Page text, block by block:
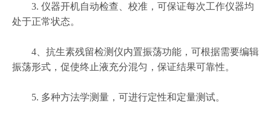
3. 仪器开机自动检查、校准，可保证每次工作仪器均
处于正常状态。
4、抗生素残留检测仪内置振荡功能，可根据需要编辑
振荡形式，促使终止液充分混匀，保证结果可靠性。
5. 多种方法学测量，可进行定性和定量测试。